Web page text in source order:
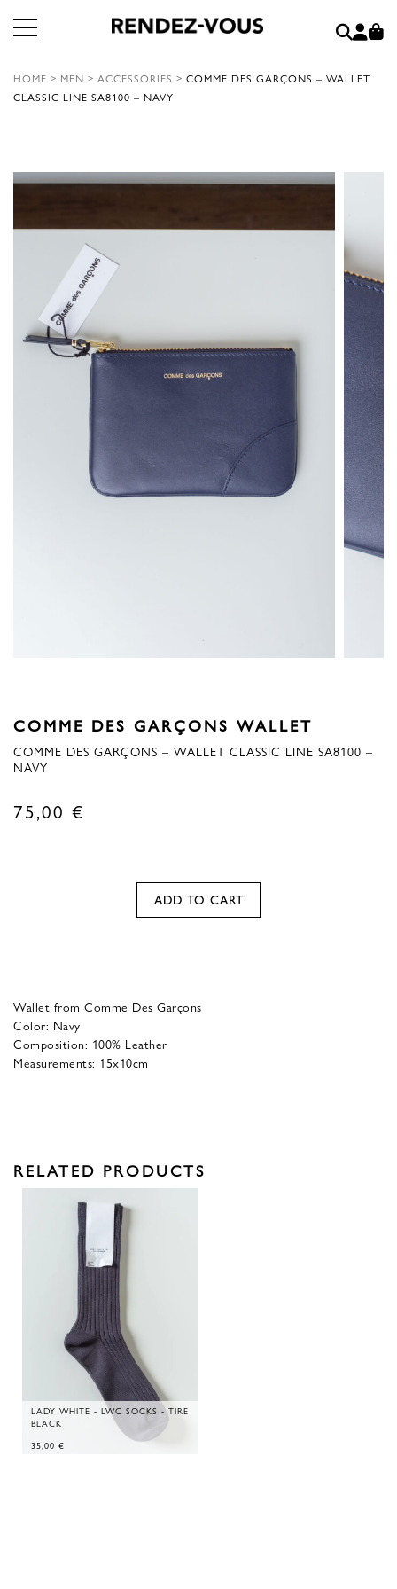
HOME > MEN > ACCESSORIES > COMME DES GARÇONS – WALLET
CLASSIC LINE SA8100 – NAVY
COMME DES GARÇONS WALLET
COMME DES GARÇONS – WALLET CLASSIC LINE SA8100 –
NAVY
75,00 €
ADD TO CART
Wallet from Comme Des Garçons
Color: Navy
Composition: 100% Leather
Measurements: 15x10cm
RELATED PRODUCTS
LADY WHITE - LWC SOCKS - TIRE
BLACK
35,00 €